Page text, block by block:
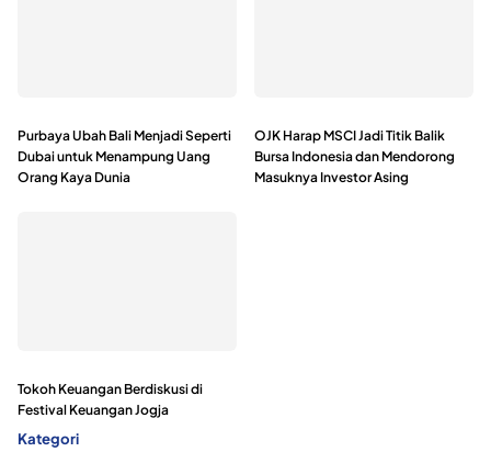
Purbaya Ubah Bali Menjadi Seperti
Dubai untuk Menampung Uang
Orang Kaya Dunia
OJK Harap MSCI Jadi Titik Balik
Bursa Indonesia dan Mendorong
Masuknya Investor Asing
Tokoh Keuangan Berdiskusi di
Festival Keuangan Jogja
Kategori